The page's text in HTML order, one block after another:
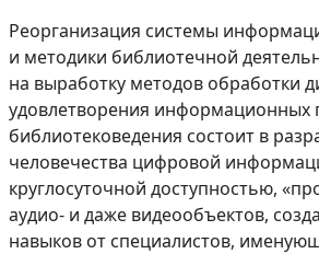
Реорганизация системы
и методики библиотечной
на выработку методов обработки
удовлетворения информационных
библиотековедения состоит в
человечества цифровой
круглосуточной доступностью,
аудио- и даже видеообъектов,
навыков от специалистов,